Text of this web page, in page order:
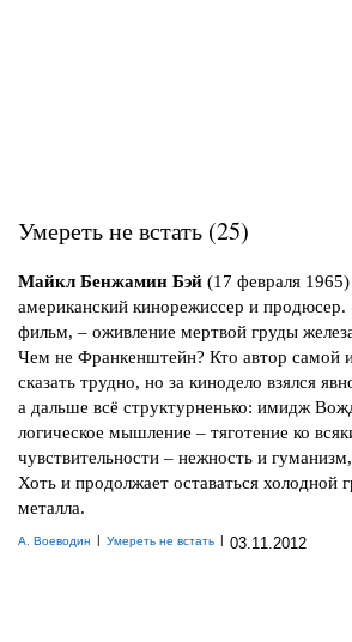
Умереть не встать (25)
Майкл Бенжамин Бэй (17 февраля
американский кинорежиссер и
фильм, – оживление мертвой груды
Чем не Франкенштейн? Кто автор самой
сказать трудно, но за кинодело взялся
а дальше всё структурненько: имидж
логическое мышление – тяготение ко
чувствительности – нежность и
Хоть и продолжает оставаться холодной
металла.
А. Воеводин | Умереть не встать | 03.11.2012